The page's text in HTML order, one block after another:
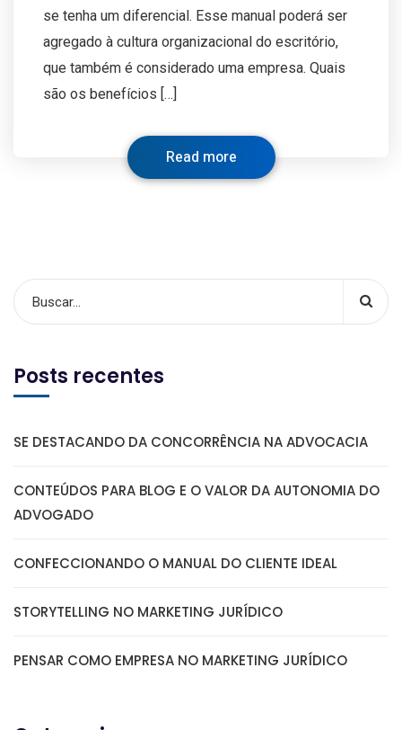
se tenha um diferencial. Esse manual poderá ser
agregado à cultura organizacional do escritório,
que também é considerado uma empresa. Quais
são os benefícios […]
Read more
Posts recentes
SE DESTACANDO DA CONCORRÊNCIA NA ADVOCACIA
CONTEÚDOS PARA BLOG E O VALOR DA AUTONOMIA DO
ADVOGADO
CONFECCIONANDO O MANUAL DO CLIENTE IDEAL
STORYTELLING NO MARKETING JURÍDICO
PENSAR COMO EMPRESA NO MARKETING JURÍDICO